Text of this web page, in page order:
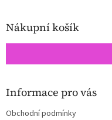
Nákupní košík
Informace pro vás
Obchodní podmínky